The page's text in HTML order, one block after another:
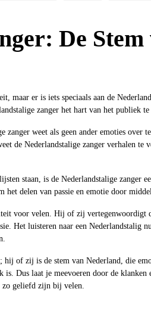
De Stem
maar er is iets speciaals aan de
zanger het hart van het publiek te
zanger weet als geen ander emoties over
de Nederlandstalige zanger verhalen te
staan, is de Nederlandstalige zanger
het delen van passie en emotie door
voor velen. Hij of zij vertegenwoordigt
Het luisteren naar een Nederlandstalig
hij of zij is de stem van Nederland, die
Dus laat je meevoeren door de klanken
zo geliefd zijn bij velen.